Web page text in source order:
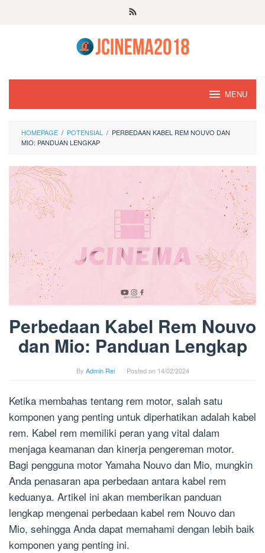
MENU
HOMEPAGE / POTENSIAL / PERBEDAAN KABEL REM NOUVO DAN
MIO: PANDUAN LENGKAP
Perbedaan Kabel Rem Nouvo
dan Mio: Panduan Lengkap
By Admin Rei Posted on 14/02/2024
Ketika membahas tentang rem motor, salah satu
komponen yang penting untuk diperhatikan adalah kabel
rem. Kabel rem memiliki peran yang vital dalam
menjaga keamanan dan kinerja pengereman motor.
Bagi pengguna motor Yamaha Nouvo dan Mio, mungkin
Anda penasaran apa perbedaan antara kabel rem
keduanya. Artikel ini akan memberikan panduan
lengkap mengenai perbedaan kabel rem Nouvo dan
Mio, sehingga Anda dapat memahami dengan lebih baik
komponen yang penting ini.